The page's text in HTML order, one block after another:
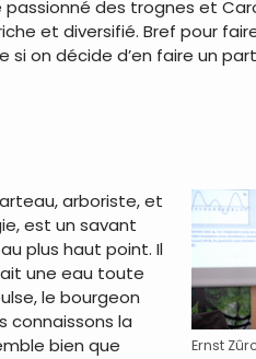
des trognes et
et diversifié. Bref pour
on décide d’en faire un
Ernst
arboriste, et
est un savant
plus haut point. Il
une eau toute
le bourgeon
connaissons la
bien que